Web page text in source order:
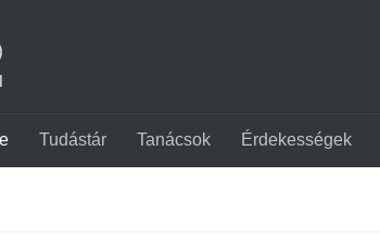
Tudástár Tanácsok Érdekességek